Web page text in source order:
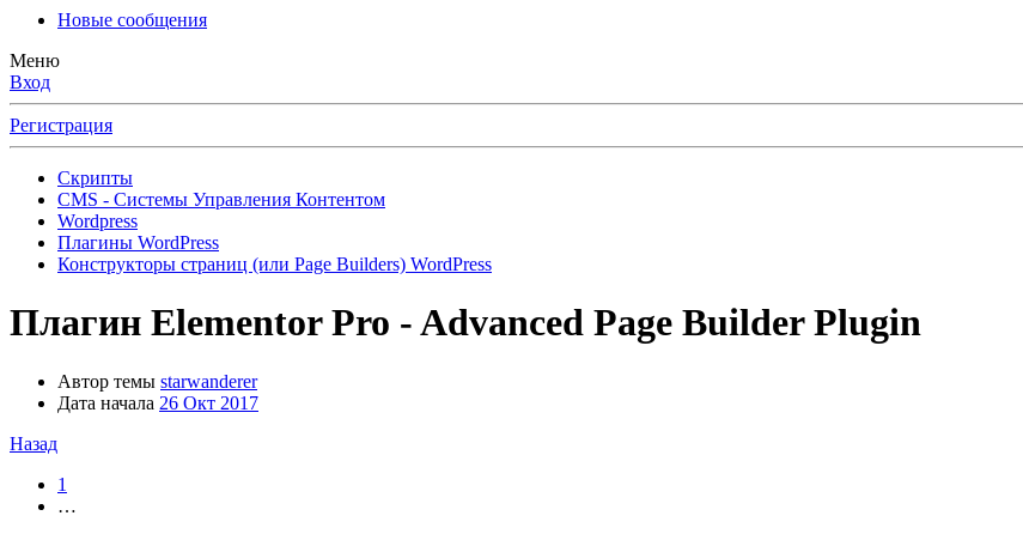
Новые сообщения
Меню
Вход
Регистрация
Скрипты
CMS - Системы Управления Контентом
Wordpress
Плагины WordPress
Конструкторы страниц (или Page Builders) WordPress
Плагин Elementor Pro - Advanced Page Builder Plugin
Автор темы starwanderer
Дата начала 26 Окт 2017
Назад
1
…